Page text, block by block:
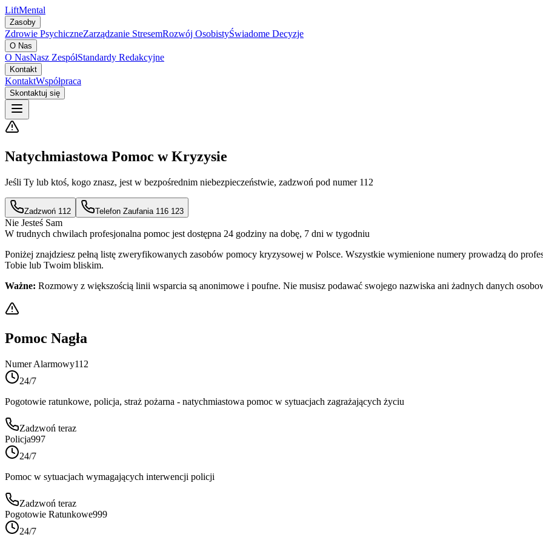
LiftMental
Zasoby
Zdrowie PsychiczneZarządzanie StresemRozwój OsobistyŚwiadome Decyzje
O Nas
O NasNasz ZespółStandardy Redakcyjne
Kontakt
KontaktWspółpraca
Skontaktuj się
Natychmiastowa Pomoc w Kryzysie
Jeśli Ty lub ktoś, kogo znasz, jest w bezpośrednim niebezpieczeństwie, zadzwoń pod numer 112
Zadzwoń 112 Telefon Zaufania 116 123
Nie Jesteś Sam
W trudnych chwilach profesjonalna pomoc jest dostępna 24 godziny na dobę, 7 dni w tygodniu
Poniżej znajdziesz pełną listę zweryfikowanych zasobów pomocy kryzysowej w Polsce. Wszystkie wymienione numery prowadzą do
Tobie lub Twoim bliskim.
Ważne: Rozmowy z większością linii wsparcia są anonimowe i poufne. Nie musisz podawać swojego nazwiska ani żadnych danych
Pomoc Nagła
Numer Alarmowy112
24/7
Pogotowie ratunkowe, policja, straż pożarna - natychmiastowa pomoc w sytuacjach zagrażających życiu
Zadzwoń teraz
Policja997
24/7
Pomoc w sytuacjach wymagających interwencji policji
Zadzwoń teraz
Pogotowie Ratunkowe999
24/7